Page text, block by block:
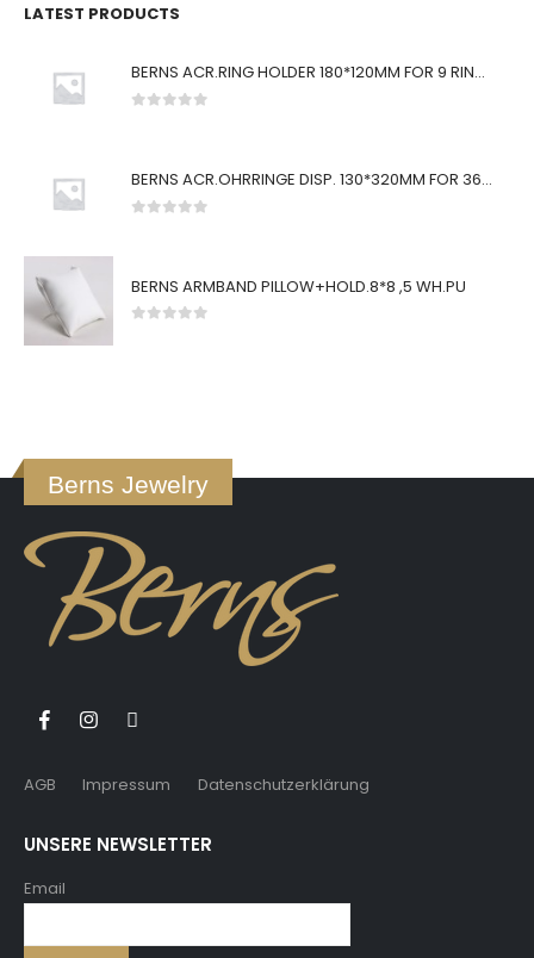
LATEST PRODUCTS
BERNS ACR.RING HOLDER 180*120MM FOR 9 RINGS
BERNS ACR.OHRRINGE DISP. 130*320MM FOR 36 PAIRS
BERNS ARMBAND PILLOW+HOLD.8*8 ,5 WH.PU
Berns Jewelry
AGB Impressum Datenschutzerklärung
UNSERE NEWSLETTER
Email